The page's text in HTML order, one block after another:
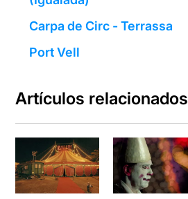
Carpa de Circ - Terrassa
Port Vell
Artículos relacionados